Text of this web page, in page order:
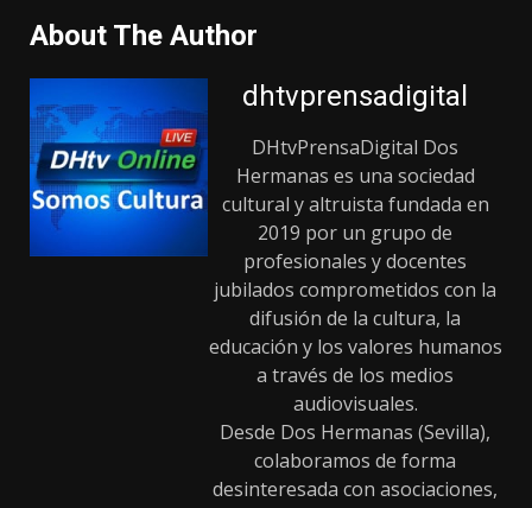
About The Author
dhtvprensadigital
DHtvPrensaDigital Dos
Hermanas es una sociedad
cultural y altruista fundada en
2019 por un grupo de
profesionales y docentes
jubilados comprometidos con la
difusión de la cultura, la
educación y los valores humanos
a través de los medios
audiovisuales.
Desde Dos Hermanas (Sevilla),
colaboramos de forma
desinteresada con asociaciones,